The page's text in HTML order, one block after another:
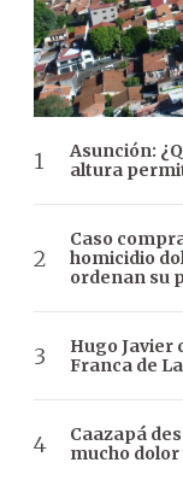
Asunción:
altura
Caso
homicidio
ordenan su
Hugo Javier
Franca de
Caazapá
mucho